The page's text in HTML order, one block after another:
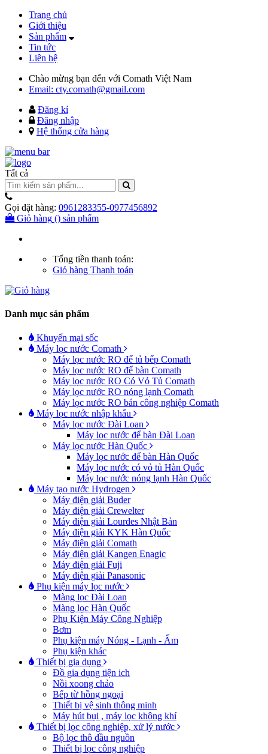
Trang chủ
Giới thiệu
Sản phẩm
Tin tức
Liên hệ
Chào mừng bạn đến với Comath Việt Nam
Email: cty.comath@gmail.com
Đăng kí
Đăng nhập
Hệ thống cửa hàng
Tất cả
Gọi đặt hàng: 0961283355-0977456892
Giỏ hàng () sản phẩm
Tổng tiền thanh toán:
Giỏ hàng Thanh toán
Danh mục sản phẩm
Khuyến mại sốc
Máy lọc nước Comath
Máy lọc nước RO để tủ bếp Comath
Máy lọc nước RO để bàn Comath
Máy lọc nước RO Có Vỏ Tủ Comath
Máy lọc nước RO nóng lạnh Comath
Máy lọc nước RO bán công nghiệp Comath
Máy lọc nước nhập khẩu
Máy lọc nước Đài Loan
Máy lọc nước để bàn Đài Loan
Máy lọc nước Hàn Quốc
Máy lọc nước để bàn Hàn Quốc
Máy lọc nước có vỏ tủ Hàn Quốc
Máy lọc nước nóng lạnh Hàn Quốc
Máy tạo nước Hydrogen
Máy điện giải Buder
Máy điện giải Crewelter
Máy điện giải Lourdes Nhật Bản
Máy điện giải KYK Hàn Quốc
Máy điện giải Comath
Máy điện giải Kangen Enagic
Máy điện giải Fuji
Máy điện giải Panasonic
Phụ kiện máy lọc nước
Màng lọc Đài Loan
Màng lọc Hàn Quốc
Phụ Kiện Máy Công Nghiệp
Bơm
Phụ kiện máy Nóng - Lạnh - Ấm
Phụ kiện khác
Thiết bị gia dụng
Đồ gia dụng tiện ich
Nồi xoong chảo
Bếp từ hồng ngoại
Thiết bị vệ sinh thông minh
Máy hút bụi , máy lọc không khí
Thiết bị lọc công nghiệp, xử lý nước
Bộ lọc thô đầu nguồn
Thiết bị lọc công nghiệp